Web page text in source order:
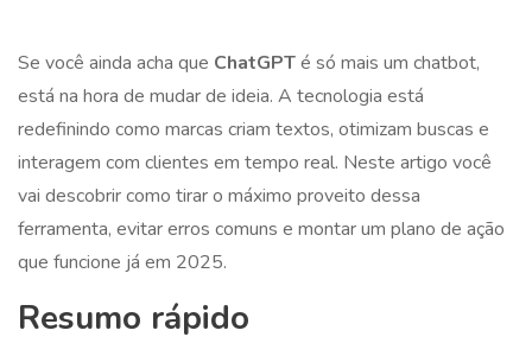
Se você ainda acha que ChatGPTé só mais um chatbot,
está na hora de mudar de ideia. A tecnologia está
redefinindo como marcas criam textos, otimizam buscas e
interagem com clientes em tempo real. Neste artigo você
vai descobrir como tirar o máximo proveito dessa
ferramenta, evitar erros comuns e montar um plano de ação
que funcione já em 2025.
Resumo rápido